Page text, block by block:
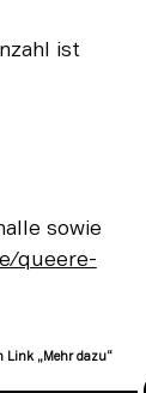
ist
sowie
queere-
Link „Mehr dazu“